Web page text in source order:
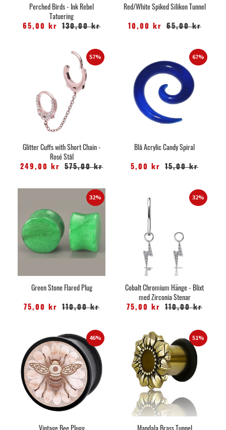
Perched Birds - Ink Rebel
Tatuering
65,00 kr 130,00 kr
Red/White Spiked Silikon Tunnel
10,00 kr 65,00 kr
57%
Glitter Cuffs with Short Chain -
Rosé Stål
249,00 kr 575,00 kr
67%
Blå Acrylic Candy Spiral
5,00 kr 15,00 kr
32%
Green Stone Flared Plug
75,00 kr 110,00 kr
32%
Cobalt Chromium Hänge - Blixt
med Zirconia Stenar
75,00 kr 110,00 kr
46%
Vintage Bee Plugg
51%
Mandala Brass Tunnel